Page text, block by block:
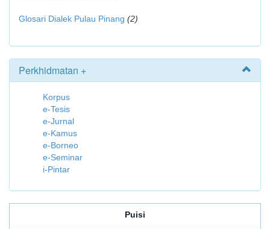
Glosari Dialek Pulau Pinang (2)
Perkhidmatan +
Korpus
e-Tesis
e-Jurnal
e-Kamus
e-Borneo
e-Seminar
i-Pintar
Puisi